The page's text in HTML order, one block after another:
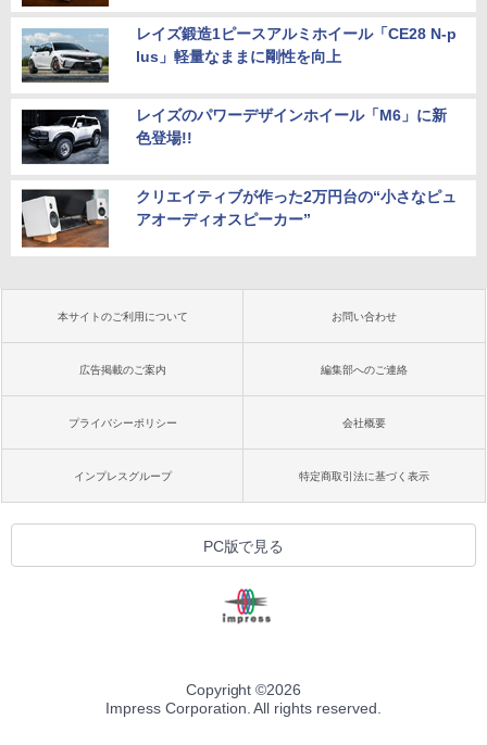
レイズ鍛造1ピースアルミホイール「CE28 N-p
lus」軽量なままに剛性を向上
レイズのパワーデザインホイール「M6」に新
色登場!!
クリエイティブが作った2万円台の“小さなピュ
アオーディオスピーカー”
本サイトのご利用について お問い合わせ
広告掲載のご案内 編集部へのご連絡
プライバシーポリシー 会社概要
インプレスグループ 特定商取引法に基づく表示
PC版で見る
Copyright ©2026
Impress Corporation. All rights reserved.